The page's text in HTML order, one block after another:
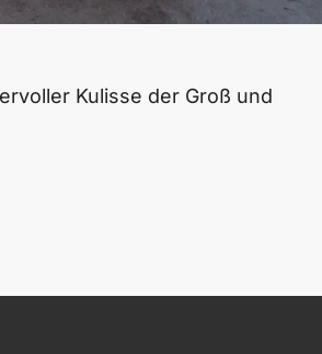
Kulisse der Groß und